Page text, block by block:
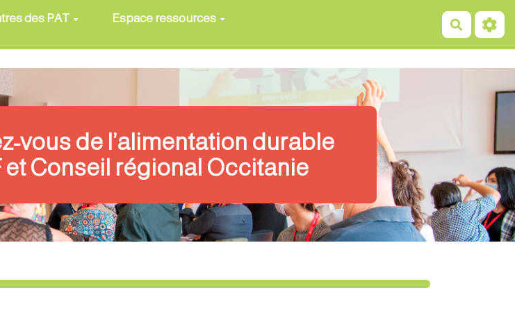
des PAT Espace ressources
vous de l’alimentation durable
et Conseil régional Occitanie